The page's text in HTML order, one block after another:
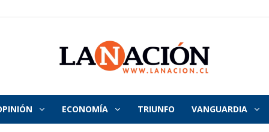
La
ECONOMÍA TRIUNFO VANGUARDIA